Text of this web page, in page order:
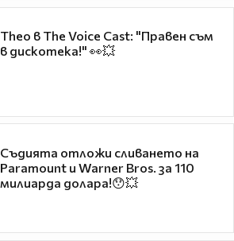
Theo в The Voice Cast: "Правен съм
в дискотека!" 👀💥
Съдията отложи сливането на
Paramount и Warner Bros. за 110
милиарда долара!😯💥